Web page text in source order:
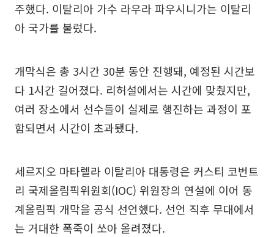
주했다. 이탈리아 가수 라우라 파우시니가는 이탈리
아 국가를 불렀다.
개막식은 총 3시간 30분 동안 진행돼, 예정된 시간보
다 1시간 길어졌다. 리허설에서는 시간에 맞췄지만,
여러 장소에서 선수들이 실제로 행진하는 과정이 포
함되면서 시간이 초과됐다.
세르지오 마타렐라 이탈리아 대통령은 커스티 코번트
리 국제올림픽위원회(IOC) 위원장의 연설에 이어 동
계올림픽 개막을 공식 선언했다. 선언 직후 무대에서
는 거대한 폭죽이 쏘아 올려졌다.